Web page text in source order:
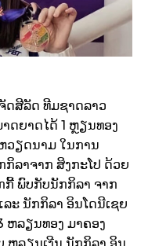
ດສີລັດ ທີມຊາດລາວ
ດຍາດໄດ້ 1 ຫຼຽນທອງ
ວຽດນາມ ໃນການ
ກິລາຈາກ ສິງກະໂປ ດ້ວຍ
ກີ້ ພົບກັບນັກກິລາ ຈາກ
ລະ ນັກກິລາ ອິນໂດນີເຊຍ
ຫລຽນທອງ ມາຄອງ